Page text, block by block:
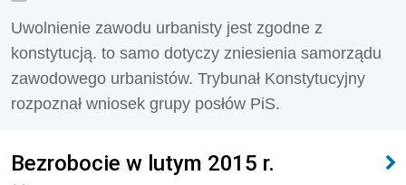
Uwolnienie zawodu urbanisty jest zgodne z
konstytucją. to samo dotyczy zniesienia samorządu
zawodowego urbanistów. Trybunał Konstytucyjny
rozpoznał wniosek grupy posłów PiS.
Bezrobocie w lutym 2015 r.